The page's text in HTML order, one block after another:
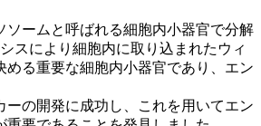
ームと呼ばれる細胞内小器官で分解
スにより細胞内に取り込まれたウィ
る重要な細胞内小器官であり、エン
の開発に成功し、これを用いてエン